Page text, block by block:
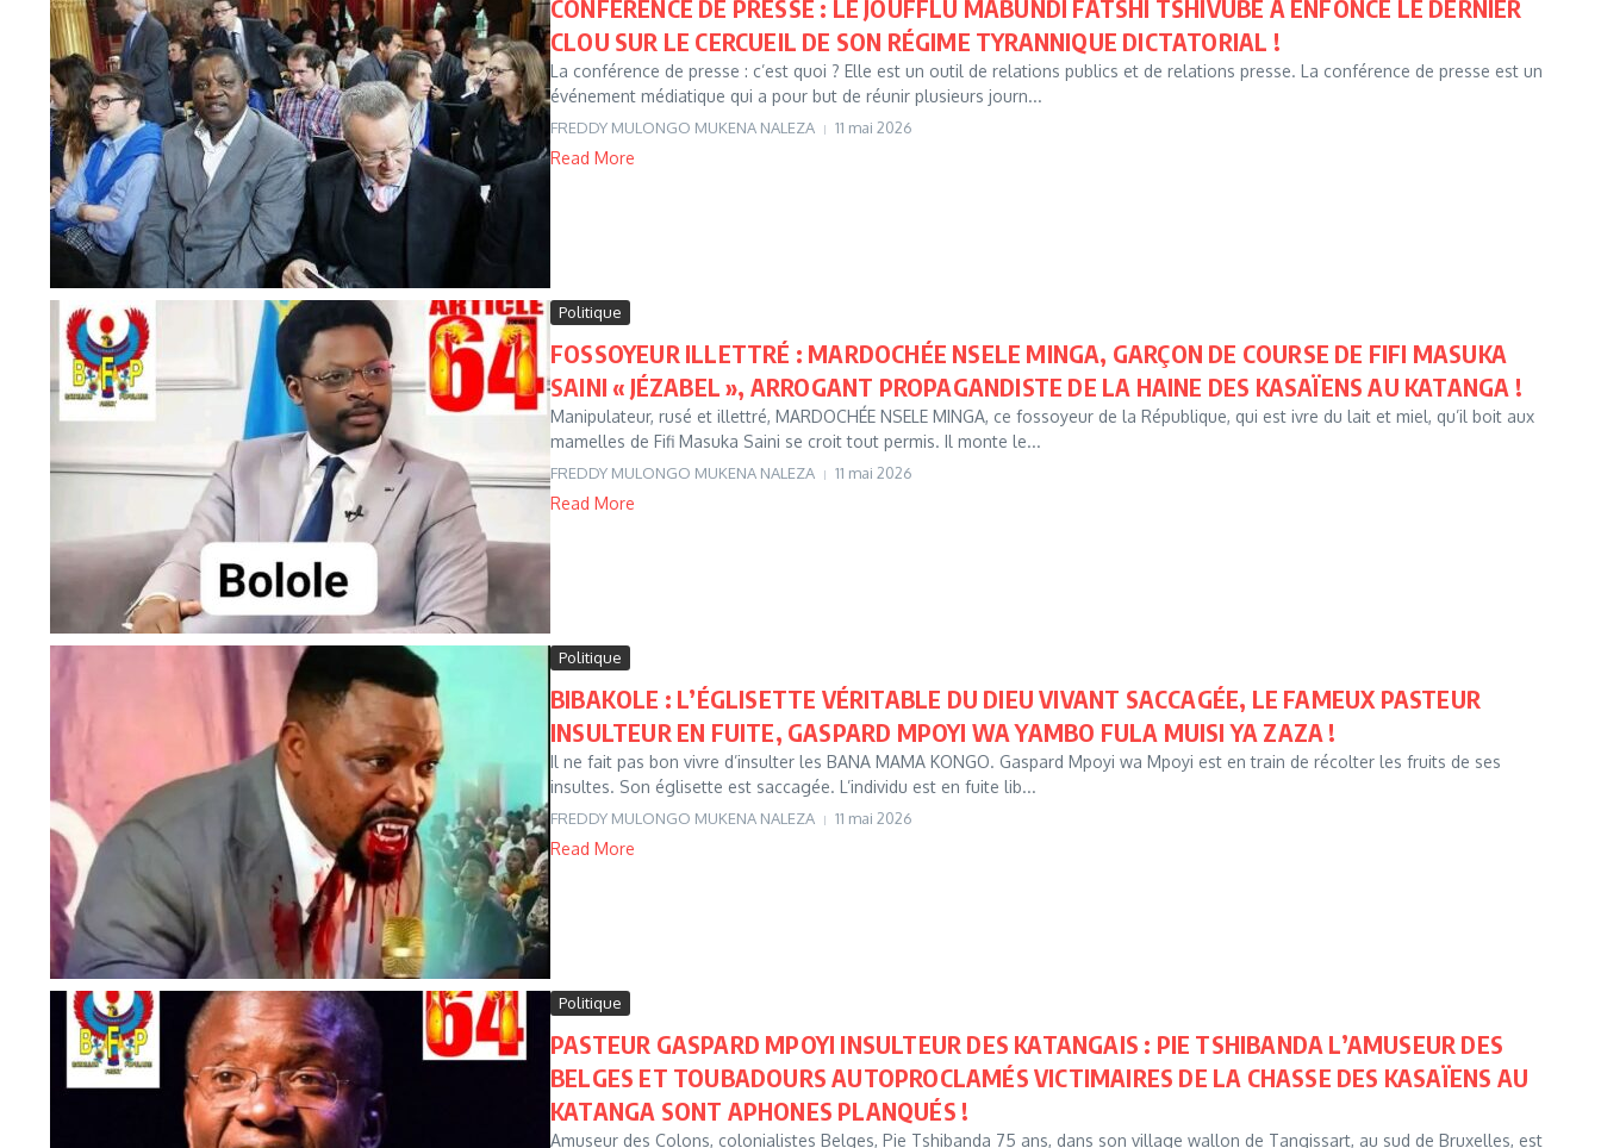
CONFÉRENCE DE PRESSE : LE JOUFFLU MABUNDI FATSHI TSHIVUBE A ENFONCÉ LE DERNIER
CLOU SUR LE CERCUEIL DE SON RÉGIME TYRANNIQUE DICTATORIAL !
La conférence de presse : c’est quoi ? Elle est un outil de relations publics et de relations presse. La conférence de presse est un
événement médiatique qui a pour but de réunir plusieurs journ...
FREDDY MULONGO MUKENA NALEZA 11 mai 2026
Read More
Politique
FOSSOYEUR ILLETTRÉ : MARDOCHÉE NSELE MINGA, GARÇON DE COURSE DE FIFI MASUKA
SAINI « JÉZABEL », ARROGANT PROPAGANDISTE DE LA HAINE DES KASAÏENS AU KATANGA !
Manipulateur, rusé et illettré, MARDOCHÉE NSELE MINGA, ce fossoyeur de la République, qui est ivre du lait et miel, qu’il boit aux
mamelles de Fifi Masuka Saini se croit tout permis. Il monte le...
FREDDY MULONGO MUKENA NALEZA 11 mai 2026
Read More
Politique
BIBAKOLE : L’ÉGLISETTE VÉRITABLE DU DIEU VIVANT SACCAGÉE, LE FAMEUX PASTEUR
INSULTEUR EN FUITE, GASPARD MPOYI WA YAMBO FULA MUISI YA ZAZA !
Il ne fait pas bon vivre d’insulter les BANA MAMA KONGO. Gaspard Mpoyi wa Mpoyi est en train de récolter les fruits de ses
insultes. Son églisette est saccagée. L’individu est en fuite lib...
FREDDY MULONGO MUKENA NALEZA 11 mai 2026
Read More
Politique
PASTEUR GASPARD MPOYI INSULTEUR DES KATANGAIS : PIE TSHIBANDA L’AMUSEUR DES
BELGES ET TOUBADOURS AUTOPROCLAMÉS VICTIMAIRES DE LA CHASSE DES KASAÏENS AU
KATANGA SONT APHONES PLANQUÉS !
Amuseur des Colons, colonialistes Belges, Pie Tshibanda 75 ans, dans son village wallon de Tangissart, au sud de Bruxelles, est